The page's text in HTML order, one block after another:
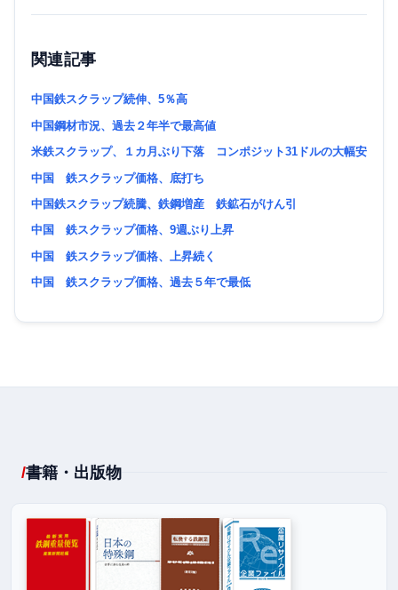
関連記事
中国鉄スクラップ続伸、5％高
中国鋼材市況、過去２年半で最高値
米鉄スクラップ、１カ月ぶり下落 コンポジット31ドルの大幅安
中国 鉄スクラップ価格、底打ち
中国鉄スクラップ続騰、鉄鋼増産 鉄鉱石がけん引
中国 鉄スクラップ価格、9週ぶり上昇
中国 鉄スクラップ価格、上昇続く
中国 鉄スクラップ価格、過去５年で最低
書籍・出版物